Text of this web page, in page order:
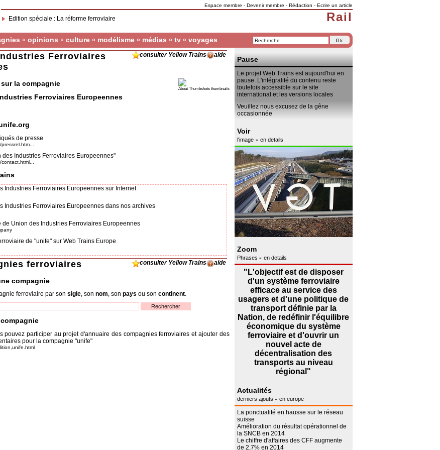
Espace membre - Devenir membre - Rédaction - Ecrire un article
Edition spéciale : La réforme ferroviaire Rail
opinions culture modélisme médias tv voyages
aide
consulter Yellow Trains
Ferroviaires
About Thumbshots thumbnails
la compagnie
Ferroviaires Europeennes
de presse
des Industries Ferroviaires Europeennes"
Industries Ferroviaires Europeennes sur Internet
Industries Ferroviaires Europeennes dans nos archives
de Union des Industries Ferroviaires Europeennes
de "unife" sur Web Trains Europe
aide
consulter Yellow Trains
ferroviaires
compagnie
ferroviaire par son sigle, son nom, son pays ou son continent.
pouvez participer au projet d'annuaire des compagnies ferroviaires et ajouter des
pour la compagnie "unife"
Pause
Le projet Web Trains est aujourd'hui en
pause. L'intégralité du contenu reste
toutefois accessible sur le site
international et les versions locales
Veuillez nous excusez de la gêne
occasionnée
Voir
l'image- en details
Zoom
Phrases - en details
"L'objectif est de disposer
d'un système ferroviaire
efficace au service des
usagers et d'une politique de
transport définie par la
Nation, de redéfinir l'équilibre
économique du système
ferroviaire et d'ouvrir un
nouvel acte de
décentralisation des
transports au niveau
régional"
Actualités
derniers ajouts - en europe
La ponctualité en hausse sur le réseau
suisse
Amélioration du résultat opérationnel de
la SNCB en 2014
Le chiffre d'affaires des CFF augmente
de 2,7% en 2014